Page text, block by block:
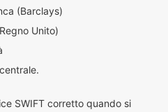
(Barclays)
Unito)
SWIFT corretto quando si